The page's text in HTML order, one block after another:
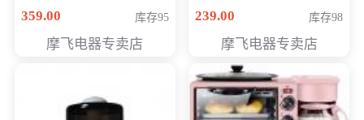
168元
359.00 库存95
摩飞电器专卖店
元
239.00 库存98
摩飞电器专卖店